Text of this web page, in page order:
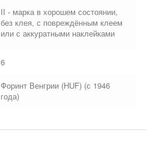
II - марка в хорошем состоянии,
без клея, с повреждённым клеем
или с аккуратными наклейками
6
Форинт Венгрии (HUF) (с 1946
года)